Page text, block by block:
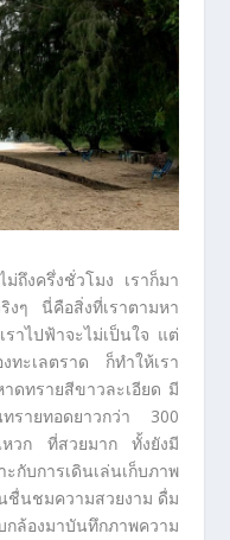
ม่ถึงครึ่งชั่วโมง เราก็มา
งๆ นี่คือสิ่งที่เราตามหา
าไปฟ้าจะไม่เป็นใจ แต่
ทะเลตราด ก็ทำให้เรา
ดทรายสีขาวละเอียด มี
รายทอดยาวกว่า 300
วก ที่สวยมาก ทั้งยังมี
ารเดินเล่นเก็บภาพ
ชื่นชมความสวยงาม ดื่ม
ล้องมาบันทึกภาพความ